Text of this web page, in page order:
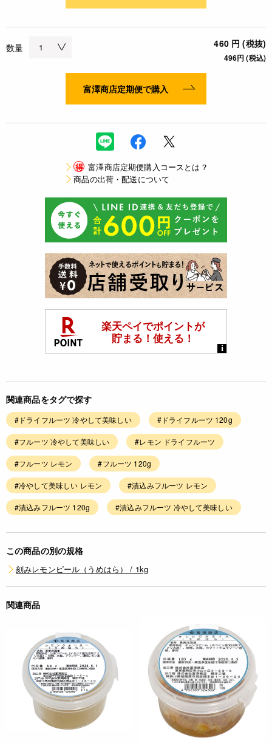
数量 460 円 (税抜)
496円 (税込)
富澤商店定期便で購入
得 富澤商店定期便購入コースとは？
商品の出荷・配送について
関連商品をタグで探す
#ドライフルーツ 冷やして美味しい #ドライフルーツ 120g
#フルーツ 冷やして美味しい #レモン ドライフルーツ
#フルーツ レモン #フルーツ 120g
#冷やして美味しい レモン #漬込みフルーツ レモン
#漬込みフルーツ 120g #漬込みフルーツ 冷やして美味しい
この商品の別の規格
刻みレモンピール（うめはら） / 1kg
関連商品